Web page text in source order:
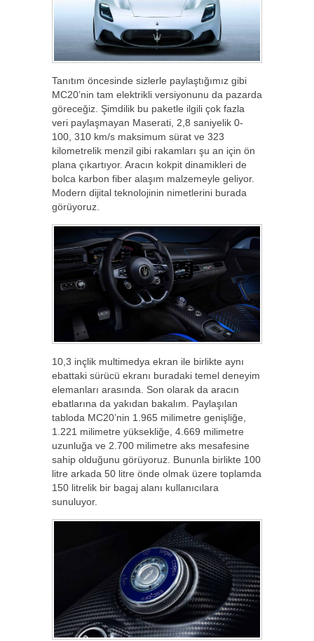
Tanıtım öncesinde sizlerle paylaştığımız gibi
MC20’nin tam elektrikli versiyonunu da pazarda
göreceğiz. Şimdilik bu paketle ilgili çok fazla
veri paylaşmayan Maserati, 2,8 saniyelik 0-
100, 310 km/s maksimum sürat ve 323
kilometrelik menzil gibi rakamları şu an için ön
plana çıkartıyor. Aracın kokpit dinamikleri de
bolca karbon fiber alaşım malzemeyle geliyor.
Modern dijital teknolojinin nimetlerini burada
görüyoruz.
10,3 inçlik multimedya ekran ile birlikte aynı
ebattaki sürücü ekranı buradaki temel deneyim
elemanları arasında. Son olarak da aracın
ebatlarına da yakıdan bakalım. Paylaşılan
tabloda MC20’nin 1.965 milimetre genişliğe,
1.221 milimetre yüksekliğe, 4.669 milimetre
uzunluğa ve 2.700 milimetre aks mesafesine
sahip olduğunu görüyoruz. Bununla birlikte 100
litre arkada 50 litre önde olmak üzere toplamda
150 litrelik bir bagaj alanı kullanıcılara
sunuluyor.